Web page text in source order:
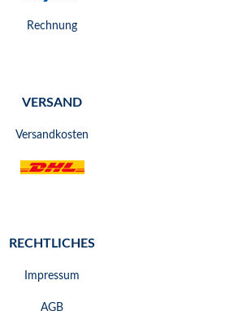
Rechnung
VERSAND
Versandkosten
RECHTLICHES
Impressum
AGB